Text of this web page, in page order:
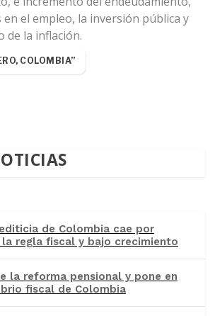
en el empleo, la inversión pública y
de la inflación.
COLOMBIA”
de Colombia cae por
la regla fiscal y bajo crecimiento
la reforma pensional y pone en
fiscal de Colombia